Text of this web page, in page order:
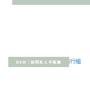
NEW｜新朋友入手推薦